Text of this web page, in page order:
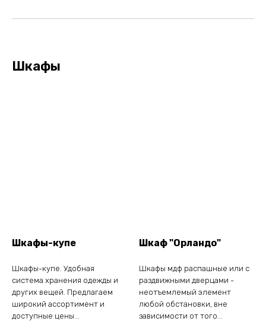
Шкафы
Шкафы-купе
Шкафы-купе. Удобная
система хранения одежды и
других вещей. Предлагаем
широкий ассортимент и
доступные цены...
Шкаф "Орландо"
Шкафы мдф распашные или с
раздвижными дверцами -
неотъемлемый элемент
любой обстановки, вне
зависимости от того...